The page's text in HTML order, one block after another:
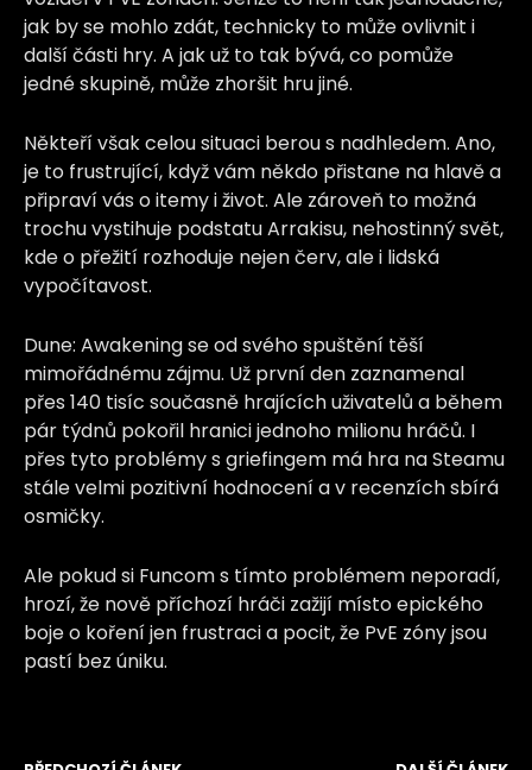
jak by se mohlo zdát, technicky to může ovlivnit i
další části hry. A jak už to tak bývá, co pomůže
jedné skupině, může zhoršit hru jiné.
Někteří však celou situaci berou s nadhledem. Ano,
je to frustrující, když vám někdo přistane na hlavě a
připraví vás o itemy i život. Ale zároveň to možná
trochu vystihuje podstatu Arrakisu, nehostinný svět,
kde o přežití rozhoduje nejen červ, ale i lidská
vypočítavost.
Dune: Awakening se od svého spuštění těší
mimořádnému zájmu. Už první den zaznamenal
přes 140 tisíc současně hrajících uživatelů a během
pár týdnů pokořil hranici jednoho milionu hráčů. I
přes tyto problémy s griefingem má hra na Steamu
stále velmi pozitivní hodnocení a v recenzích sbírá
osmičky.
Ale pokud si Funcom s tímto problémem neporadí,
hrozí, že nově příchozí hráči zažijí místo epického
boje o koření jen frustraci a pocit, že PvE zóny jsou
pastí bez úniku.